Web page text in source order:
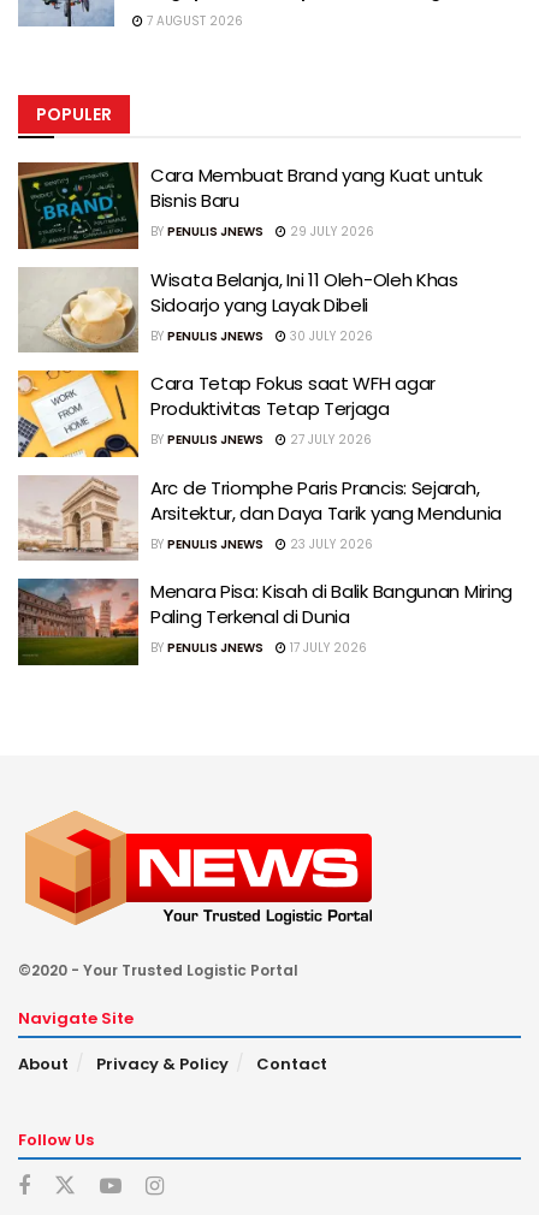
7 AUGUST 2026
POPULER
Cara Membuat Brand yang Kuat untuk
Bisnis Baru
BY PENULIS JNEWS 29 JULY 2026
Wisata Belanja, Ini 11 Oleh-Oleh Khas
Sidoarjo yang Layak Dibeli
BY PENULIS JNEWS 30 JULY 2026
Cara Tetap Fokus saat WFH agar
Produktivitas Tetap Terjaga
BY PENULIS JNEWS 27 JULY 2026
Arc de Triomphe Paris Prancis: Sejarah,
Arsitektur, dan Daya Tarik yang Mendunia
BY PENULIS JNEWS 23 JULY 2026
Menara Pisa: Kisah di Balik Bangunan Miring
Paling Terkenal di Dunia
BY PENULIS JNEWS 17 JULY 2026
©2020 - Your Trusted Logistic Portal
Navigate Site
About
Privacy & Policy Contact
Follow Us